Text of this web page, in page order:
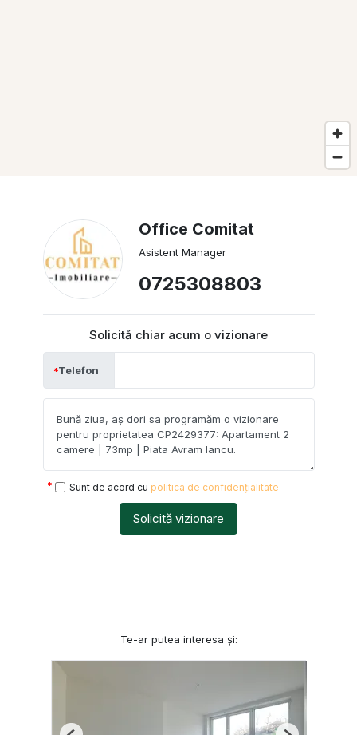
Office Comitat
Asistent Manager
0725308803
Solicită chiar acum o vizionare
Telefon
Sunt de acord cu politica de confidențialitate
Solicită vizionare
Te-ar putea interesa și: